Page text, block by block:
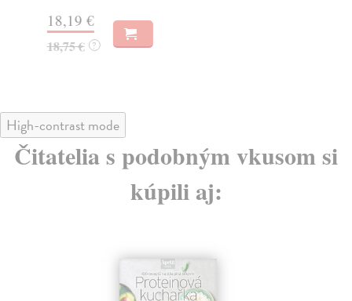
18,19 €
18,75 € ?
High-contrast mode
Čitatelia s podobným vkusom si
kúpili aj: